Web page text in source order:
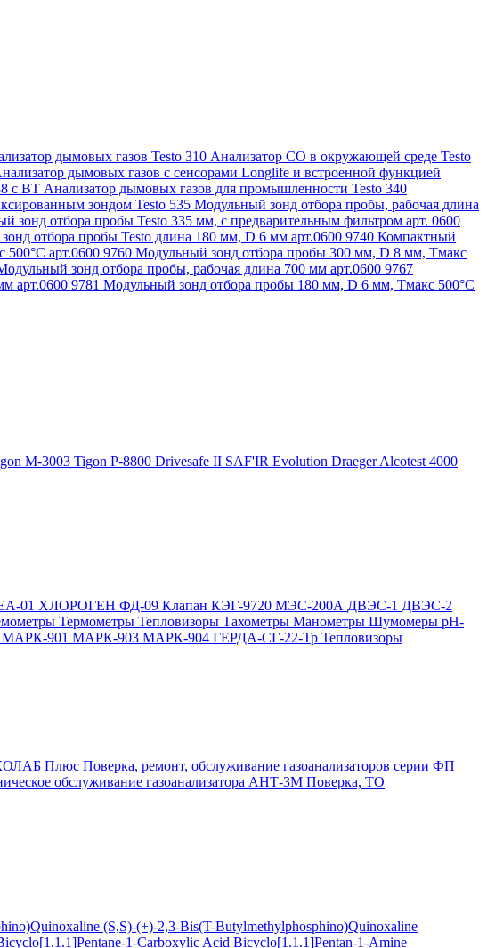
дымовых газов Testo 310 Анализатор CO в окружающей среде Testo
дымовых газов с сенсорами Longlife и встроенной функцией
с BT Анализатор дымовых газов для промышленности Testo 340
зондом Testo 535 Модульный зонд отбора пробы, рабочая длина
зонд отбора пробы Testo 335 мм, с предварительным фильтром арт. 0600
отбора пробы Testo длина 180 мм, D 6 мм арт.0600 9740 Компактный
арт.0600 9760 Модульный зонд отбора пробы 300 мм, D 8 мм, Tмакс
зонд отбора пробы, рабочая длина 700 мм арт.0600 9767
арт.0600 9781 Модульный зонд отбора пробы 180 мм, D 6 мм, Tмакс 500°С
M-3003 Tigon P-8800 Drivesafe II SAF'IR Evolution Draeger Alcotest 4000
01 ХЛОРОГЕН ФД-09 Клапан КЭГ-9720 МЭС-200А ДВЭС-1 ДВЭС-2
Термометры Тепловизоры Тахометры Манометры Шумомеры pH-
МАРК-901 МАРК-903 МАРК-904 ГЕРДА-СГ-22-Тр Тепловизоры
Плюс Поверка, ремонт, обслуживание газоанализаторов серии ФП
обслуживание газоанализатора АНТ-3М Поверка, ТО
(S,S)-(+)-2,3-Bis(T-Butylmethylphosphino)Quinoxaline
1-Carboxylic Acid Bicyclo[1.1.1]Pentan-1-Amine